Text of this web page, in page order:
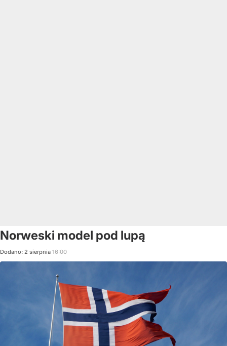
Norweski model pod lupą
Dodano: 2 sierpnia 16:00